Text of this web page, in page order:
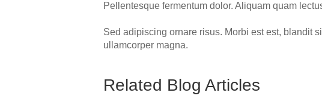
Pellentesque fermentum dolor. Aliquam quam
Sed adipiscing ornare risus. Morbi est est, blandit
ullamcorper magna.
Related Blog Articles